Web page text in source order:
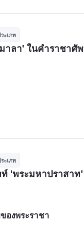
ะเภท
าลา' ในคำราชาศั
ะเภท
'พระมหาปราสาท
องพระราชา